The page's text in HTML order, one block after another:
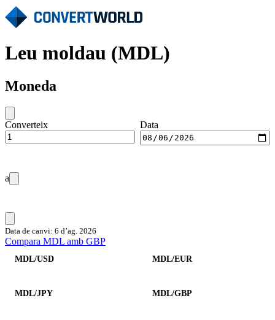
Leu moldau (MDL)
Moneda
Converteix Data
a
Data de canvi: 6 d’ag. 2026
Compara MDL amb GBP
MDL/USD MDL/EUR
MDL/JPY MDL/GBP